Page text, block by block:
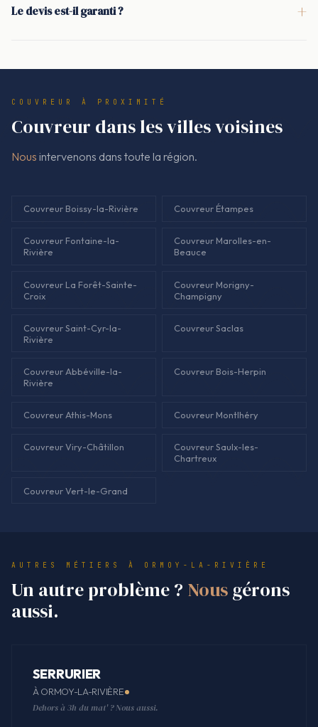
gouttières) se font ensuite après diagnostic et devis écrit,
Le devis est-il garanti ? +
rénovation de couverture, un avenant écrit est présenté et
COUVREUR À PROXIMITÉ
Couvreur dans les villes voisines
Nous intervenons dans toute la région.
Couvreur Boissy-la-Rivière Couvreur Étampes
Couvreur Fontaine-la-
Rivière
Couvreur Marolles-en-
Beauce
Couvreur La Forêt-Sainte-
Croix
Couvreur Morigny-
Champigny
Couvreur Saint-Cyr-la-
Rivière
Couvreur Saclas
Couvreur Abbéville-la-
Rivière
Couvreur Bois-Herpin
Couvreur Athis-Mons Couvreur Montlhéry
Couvreur Viry-Châtillon
Couvreur Saulx-les-
Chartreux
Couvreur Vert-le-Grand
AUTRES MÉTIERS À ORMOY-LA-RIVIÈRE
Un autre problème ? Nous gérons
aussi.
SERRURIER
À ORMOY-LA-RIVIÈRE
Dehors à 3h du mat' ? Nous aussi.